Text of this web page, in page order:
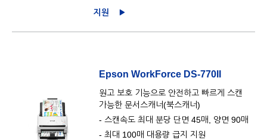
지원
Epson WorkForce DS-770II
원고 보호 기능으로 안전하고 빠르게 스캔
가능한 문서스캐너(북스캐너)
- 스캔속도 최대 분당 단면 45매, 양면 90매
- 최대 100매 대용량 급지 지원